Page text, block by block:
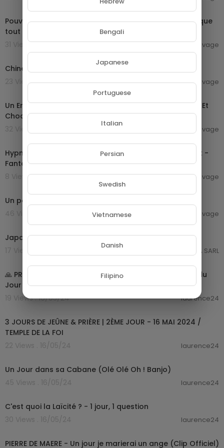
Pouvons-nous dormir moins ? | 42, la réponse à presque
tout | ARTE
31 Views . 22/07/24
camillesauvage
00:36:42
Chine : naître et ne pas être (2014) | ARTE Reportage
23 Views . 22/07/24
camillesauvage
Un Enfant De L'école Shaolin Passe À L'école Ordinaire Et
Choque Tout Le Monde
32 Views . 15/07/24
camillesauvage
01:26:26
Hypnos - Le cauchemarde d'être envie - Film Complet -
Fantastique
8 Views . 15/07/24
camillesauvage
Un point, c'est tout ! du 04 juin 2024
46 Views . 04/06/24
camillesauvage
Japan Expo Jour 2 - 28
17 Views . 31/05/24
GROUPE NETORA SARL
01:10:36
🙏 PRIERE du MATIN - Jeudi 16 Mai 2024 avec Évangile du
Jour et Psaume Matinale
19 Views . 16/05/24
laurence24
3 JOURS DE JEÛNE & PRIÈRE | 2ÈME JOUR - 16 MAI 2024 /
TEMPLE DE LA FOI
22 Views . 16/05/24
laurence24
Un Jour dans sa Cabane (Olé Olé Oh ! Banjo)
45 Views . 16/05/24
laurence24
C'est quoi la Laïcité ? - 1 jour, 1 question
30 Views . 16/05/24
laurence24
PIERRE DE MAERE - Un jour je marierai un ange (Clip Officiel)
Bengali
Japanese
Portuguese
Italian
Persian
Swedish
Vietnamese
Danish
Filipino